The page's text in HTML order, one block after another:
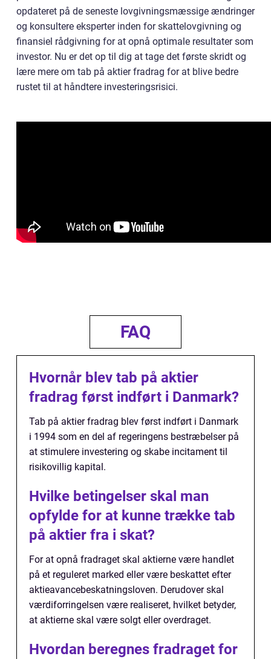
opdateret på de seneste lovgivningsmæssige ændringer
og konsultere eksperter inden for skattelovgivning og
finansiel rådgivning for at opnå optimale resultater som
investor. Nu er det op til dig at tage det første skridt og
lære mere om tab på aktier fradrag for at blive bedre
rustet til at håndtere investeringsrisici.
FAQ
Hvornår blev tab på aktier
fradrag først indført i Danmark?
Tab på aktier fradrag blev først indført i Danmark
i 1994 som en del af regeringens bestræbelser på
at stimulere investering og skabe incitament til
risikovillig kapital.
Hvilke betingelser skal man
opfylde for at kunne trække tab
på aktier fra i skat?
For at opnå fradraget skal aktierne være handlet
på et reguleret marked eller være beskattet efter
aktieavancebeskatningsloven. Derudover skal
værdiforringelsen være realiseret, hvilket betyder,
at aktierne skal være solgt eller overdraget.
Hvordan beregnes fradraget for